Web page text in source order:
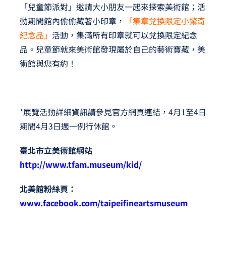
「兒童節派對」邀請大小朋友一起來探索美術館；活
動期間館內偷偷藏著小印章，
「集章兌換限定小驚奇
紀念品」 活動，集滿所有印章就可以兌換限定紀念
品。兒童節就來美術館發現屬於自己的藝術寶藏，美
術館與您有約！
*展覽活動詳細資訊請參見官方網頁連結，4月1至4日
期間4月3日週一例行休館。
臺北市立美術館網站
http://www.tfam.museum/kid/
北美館粉絲頁：
www.facebook.com/taipeifineartsmuseum